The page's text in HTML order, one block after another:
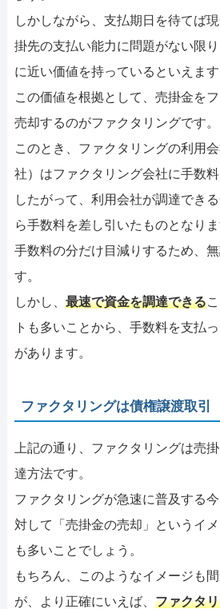
しかしながら、支払期日を待てば
掛先の支払い能力に問題がない限
に近い価値を持っているといえます
この価値を根拠として、売掛金を
売却するのがファクタリングです。
このとき、ファクタリングの利用
社）はファクタリング会社に手数料
したがって、利用会社が調達でき
ら手数料を差し引いたものとなりま
手数料の分だけ目減りするため、
す。
しかし、 最速で資金を調達できる
トも多いことから、手数料を支払
があります。
ファクタリングは債権譲渡取引
上記の通り、ファクタリングは売
達方法です。
ファクタリングが急速に普及する
対して「売掛金の売却」というイ
も多いことでしょう。
もちろん、このようなイメージも
が、より正確にいえば、 ファクタ